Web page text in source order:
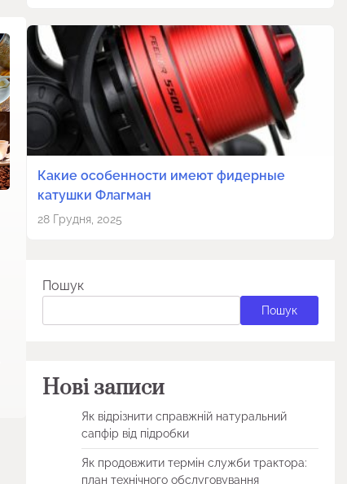
Какие особенности имеют фидерные
катушки Флагман
28 Грудня, 2025
Пошук
Пошук
Нові записи
Як відрізнити справжній натуральний
сапфір від підробки
Як продовжити термін служби трактора:
план технічного обслуговування